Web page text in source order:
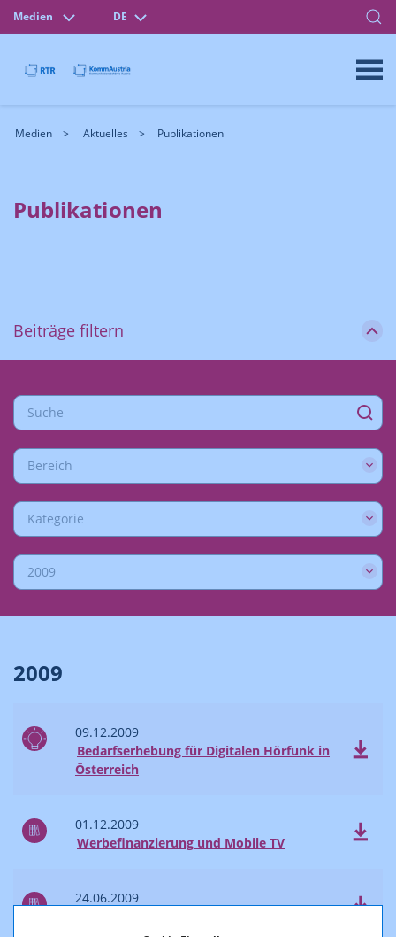
Medien DE
Medien Aktuelles Publikationen
Publikationen
Beiträge filtern
Bereich
Kategorie
2009
2009
09.12.2009
Bedarfserhebung für Digitalen Hörfunk in
Österreich
01.12.2009
Werbefinanzierung und Mobile TV
24.06.2009